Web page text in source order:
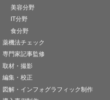
美容分野
IT分野
食分野
薬機法チェック
専門家記事監修
取材・撮影
編集・校正
図解・インフォグラフィック制作